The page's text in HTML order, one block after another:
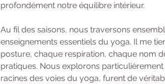
profondément notre équilibre intérieur.
Au fil des saisons, nous traversons
enseignements essentiels du yoga. Il me
posture, chaque respiration, chaque nom
pratiques. Nous explorons
racines des voies du yoga, furent de